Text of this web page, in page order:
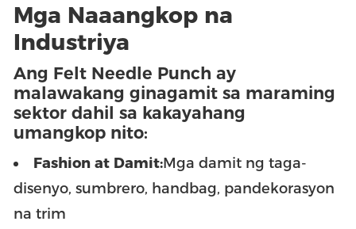
Mga Naaangkop na
Industriya
Ang Felt Needle Punch ay
malawakang ginagamit sa maraming
sektor dahil sa kakayahang
umangkop nito:
Fashion at Damit:Mga damit ng taga-
disenyo, sumbrero, handbag, pandekorasyon
na trim